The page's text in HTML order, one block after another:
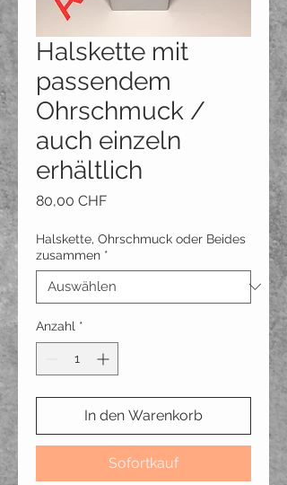
Halskette mit
passendem
Ohrschmuck /
auch einzeln
erhältlich
80,00 CHFPreis
Halskette, Ohrschmuck oder Beides
zusammen *
Anzahl *
In den Warenkorb
Sofortkauf